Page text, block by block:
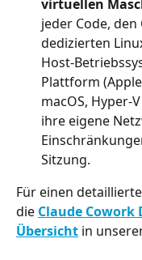
virtuellen
jeder Code,
dedizierten
Host-
Plattform
macOS, Hyper-
ihre eigene
Sitzung.
Für einen
die Claude
Übersicht in